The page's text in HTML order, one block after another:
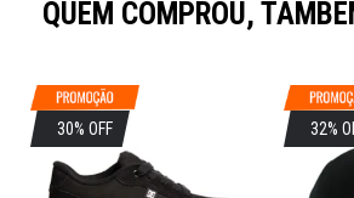
QUEM COMPROU,
30% OFF 32%